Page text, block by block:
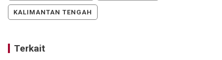
KALIMANTAN TENGAH
Terkait